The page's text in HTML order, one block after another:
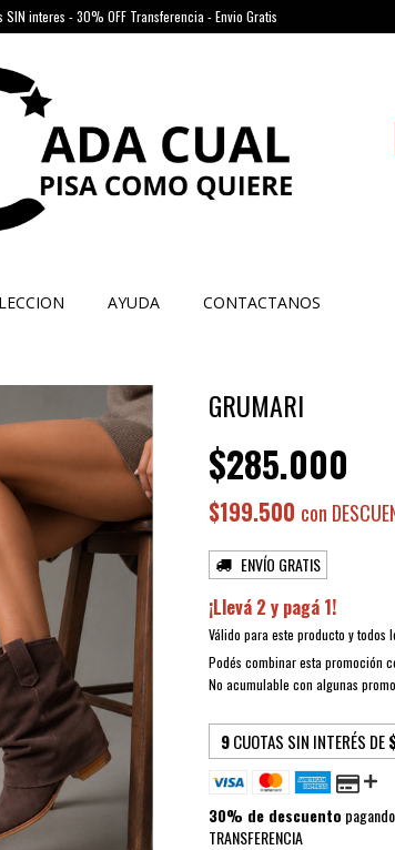
SIN interes - 30% OFF Transferencia - Envio Gratis
AYUDA CONTACTANOS
GRUMARI
$285.000
$199.500 con
ENVÍO GRATIS
¡Llevá 2 y pagá 1!
Válido para este producto y todos
Podés combinar esta promoción
No acumulable con algunas
9CUOTAS SIN INTERÉS DE
30% de descuento
TRANSFERENCIA